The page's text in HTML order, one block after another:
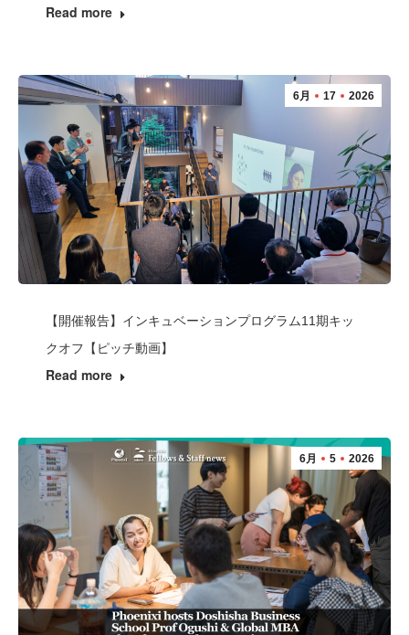
Read more
6月 17 2026
【開催報告】インキュベーションプログラム11期キッ
クオフ【ピッチ動画】
Read more
6月 5 2026